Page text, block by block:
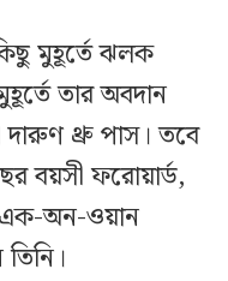
মুহূর্তে ঝলক
তার অবদান
দারুণ থ্রু পাস। তবে
বয়সী ফরোয়ার্ড,
এক-অন-ওয়ান